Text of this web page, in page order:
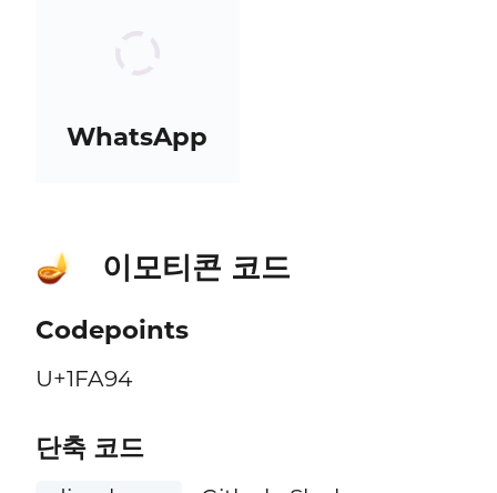
WhatsApp
🪔 이모티콘 코드
Codepoints
U+1FA94
단축 코드